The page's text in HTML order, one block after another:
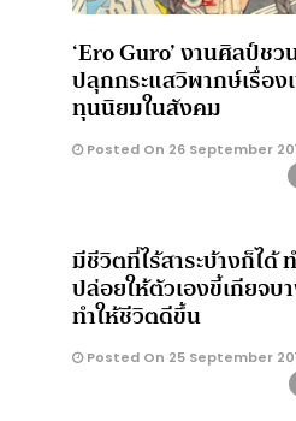
‘Ero Guro’ งานศิลป์ช
ปลุกกระแสวิพากษ์เรื่อง
ทุนนิยมในสังคม
Posted On 26 September
มีชีวิตที่ไร้สาระบ้างก็ได้
ปล่อยให้ตัวเองขี้เกียจบ
ทำให้ชีวิตดีขึ้น
Posted On 25 September